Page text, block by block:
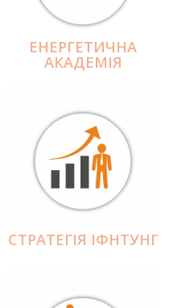
ЕНЕРГЕТИЧНА
АКАДЕМІЯ
СТРАТЕГІЯ ІФНТУНГ